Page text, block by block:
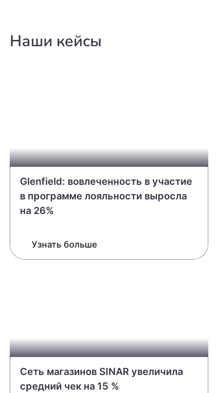
Наши кейсы
Glenfield: вовлеченность в участие
в программе лояльности выросла
на 26%
Узнать больше
Сеть магазинов SINAR увеличила
средний чек на 15 %